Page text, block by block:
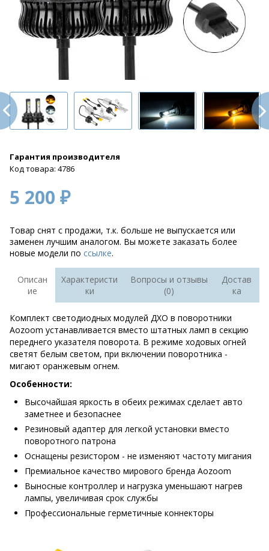
Гарантия производителя
Код товара: 4786
5 200 ₽
Товар снят с продажи, т.к. больше не выпускается или
заменен лучшим аналогом. Вы можете заказать более
новые модели по ссылке.
Описан
ие
Характеристи
ки
Вопросы и отзывы
(0)
Достав
ка
Комплект светодиодных модулей ДХО в поворотники
Aozoom устанавливается вместо штатных ламп в секцию
переднего указателя поворота. В режиме ходовых огней
светят белым светом, при включении поворотника -
мигают оранжевым огнем.
Особенности:
Высочайшая яркость в обеих режимах сделает авто
заметнее и безопаснее
Резиновый адаптер для легкой установки вместо
поворотного патрона
Оснащены резистором - не изменяют частоту мигания
Премиальное качество мирового бренда Aozoom
Выносные контроллер и нагрузка уменьшают нагрев
лампы, увеличивая срок службы
Профессиональные герметичные коннекторы